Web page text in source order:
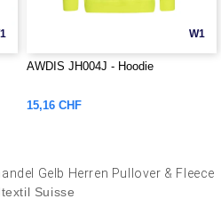
W1
AWDIS JH004J - Hoodie
15,16 CHF
Gelb Herren Pullover & Fleece
Suisse